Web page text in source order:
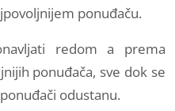
ponuđaču.
redom a prema
ponuđača, sve dok se
odustanu.